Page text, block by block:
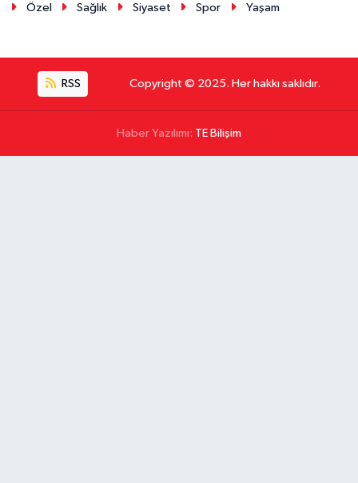
Özel
Sağlık Siyaset Spor Yaşam
RSS Copyright © 2025. Her hakkı saklıdır.
Haber Yazılımı: TE Bilişim